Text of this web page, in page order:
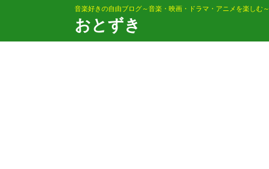
音楽好きの自由ブログ～音楽・映画・ドラマ・アニメを楽しむ～
おとずき